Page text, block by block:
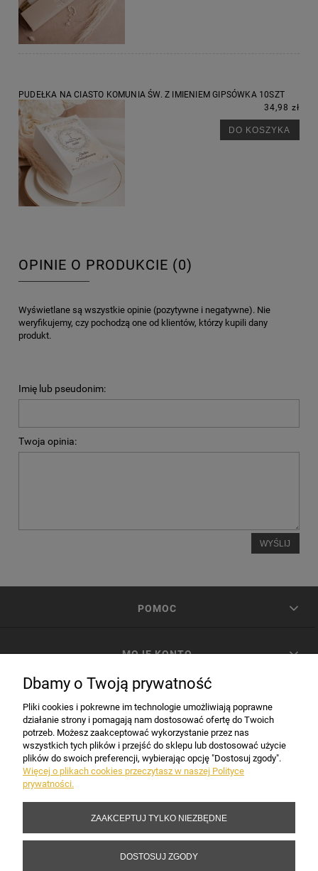
PUDEŁKA NA CIASTO KOMUNIA ŚW. Z IMIENIEM GIPSÓWKA 10SZT
34,98 zł
DO KOSZYKA
OPINIE O PRODUKCIE (0)
Wyświetlane są wszystkie opinie (pozytywne i negatywne). Nie
weryfikujemy, czy pochodzą one od klientów, którzy kupili dany
produkt.
Imię lub pseudonim:
Twoja opinia:
WYŚLIJ
POMOC
MOJE KONTO
INFORMACJE
Copyright 2017-2026 Sakramento.pl
Dbamy o Twoją prywatność
Pliki cookies i pokrewne im technologie umożliwiają poprawne
działanie strony i pomagają nam dostosować ofertę do Twoich
potrzeb. Możesz zaakceptować wykorzystanie przez nas
wszystkich tych plików i przejść do sklepu lub dostosować użycie
plików do swoich preferencji, wybierając opcję "Dostosuj zgody".
Więcej o plikach cookies przeczytasz w naszej Polityce
prywatności.
ZAAKCEPTUJ TYLKO NIEZBĘDNE
DOSTOSUJ ZGODY